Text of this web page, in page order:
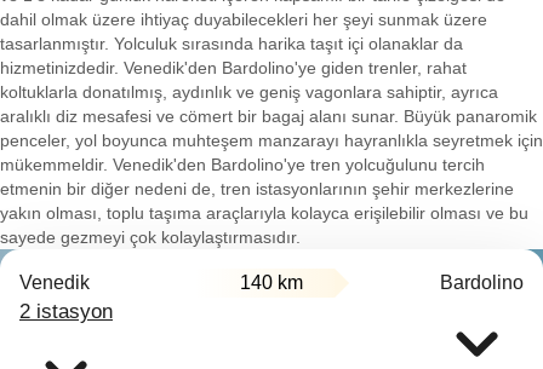
dahil olmak üzere ihtiyaç duyabilecekleri her şeyi sunmak üzere
tasarlanmıştır. Yolculuk sırasında harika taşıt içi olanaklar da
hizmetinizdedir. Venedik'den Bardolino'ye giden trenler, rahat
koltuklarla donatılmış, aydınlık ve geniş vagonlara sahiptir, ayrıca
aralıklı diz mesafesi ve cömert bir bagaj alanı sunar. Büyük panaromik
penceler, yol boyunca muhteşem manzarayı hayranlıkla seyretmek için
mükemmeldir. Venedik'den Bardolino'ye tren yolcuğulunu tercih
etmenin bir diğer nedeni de, tren istasyonlarının şehir merkezlerine
yakın olması, toplu taşıma araçlarıyla kolayca erişilebilir olması ve bu
sayede gezmeyi çok kolaylaştırmasıdır.
Venedik 140 km Bardolino
2 istasyon